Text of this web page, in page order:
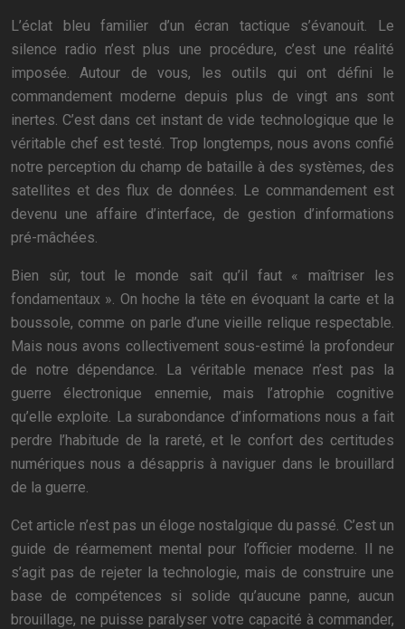
L’éclat bleu familier d’un écran tactique s’évanouit. Le
silence radio n’est plus une procédure, c’est une réalité
imposée. Autour de vous, les outils qui ont défini le
commandement moderne depuis plus de vingt ans sont
inertes. C’est dans cet instant de vide technologique que le
véritable chef est testé. Trop longtemps, nous avons confié
notre perception du champ de bataille à des systèmes, des
satellites et des flux de données. Le commandement est
devenu une affaire d’interface, de gestion d’informations
pré-mâchées.
Bien sûr, tout le monde sait qu’il faut « maîtriser les
fondamentaux ». On hoche la tête en évoquant la carte et la
boussole, comme on parle d’une vieille relique respectable.
Mais nous avons collectivement sous-estimé la profondeur
de notre dépendance. La véritable menace n’est pas la
guerre électronique ennemie, mais l’atrophie cognitive
qu’elle exploite. La surabondance d’informations nous a fait
perdre l’habitude de la rareté, et le confort des certitudes
numériques nous a désappris à naviguer dans le brouillard
de la guerre.
Cet article n’est pas un éloge nostalgique du passé. C’est un
guide de réarmement mental pour l’officier moderne. Il ne
s’agit pas de rejeter la technologie, mais de construire une
base de compétences si solide qu’aucune panne, aucun
brouillage, ne puisse paralyser votre capacité à commander,